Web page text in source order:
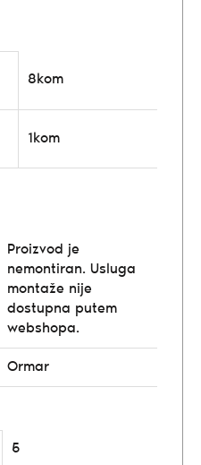
8kom
1kom
Proizvod je
nemontiran. Usluga
montaže nije
dostupna putem
webshopa.
Ormar
5